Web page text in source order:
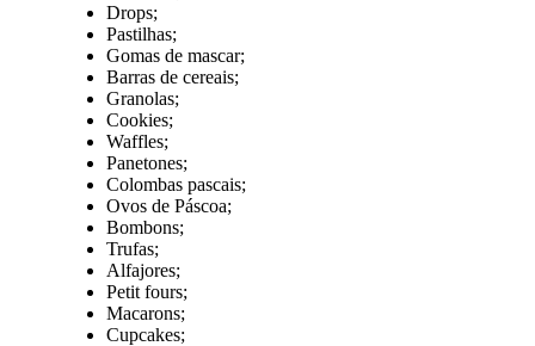
Drops;
Pastilhas;
Gomas de mascar;
Barras de cereais;
Granolas;
Cookies;
Waffles;
Panetones;
Colombas pascais;
Ovos de Páscoa;
Bombons;
Trufas;
Alfajores;
Petit fours;
Macarons;
Cupcakes;